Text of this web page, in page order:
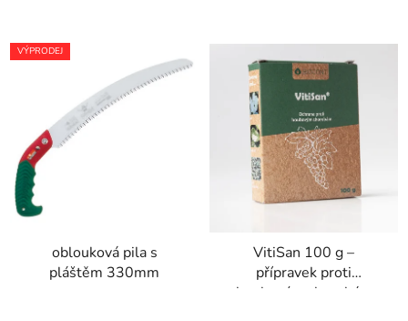
VÝPRODEJ
oblouková pila s
pláštěm 330mm
VitiSan 100 g –
přípravek proti
houbovým chorobám